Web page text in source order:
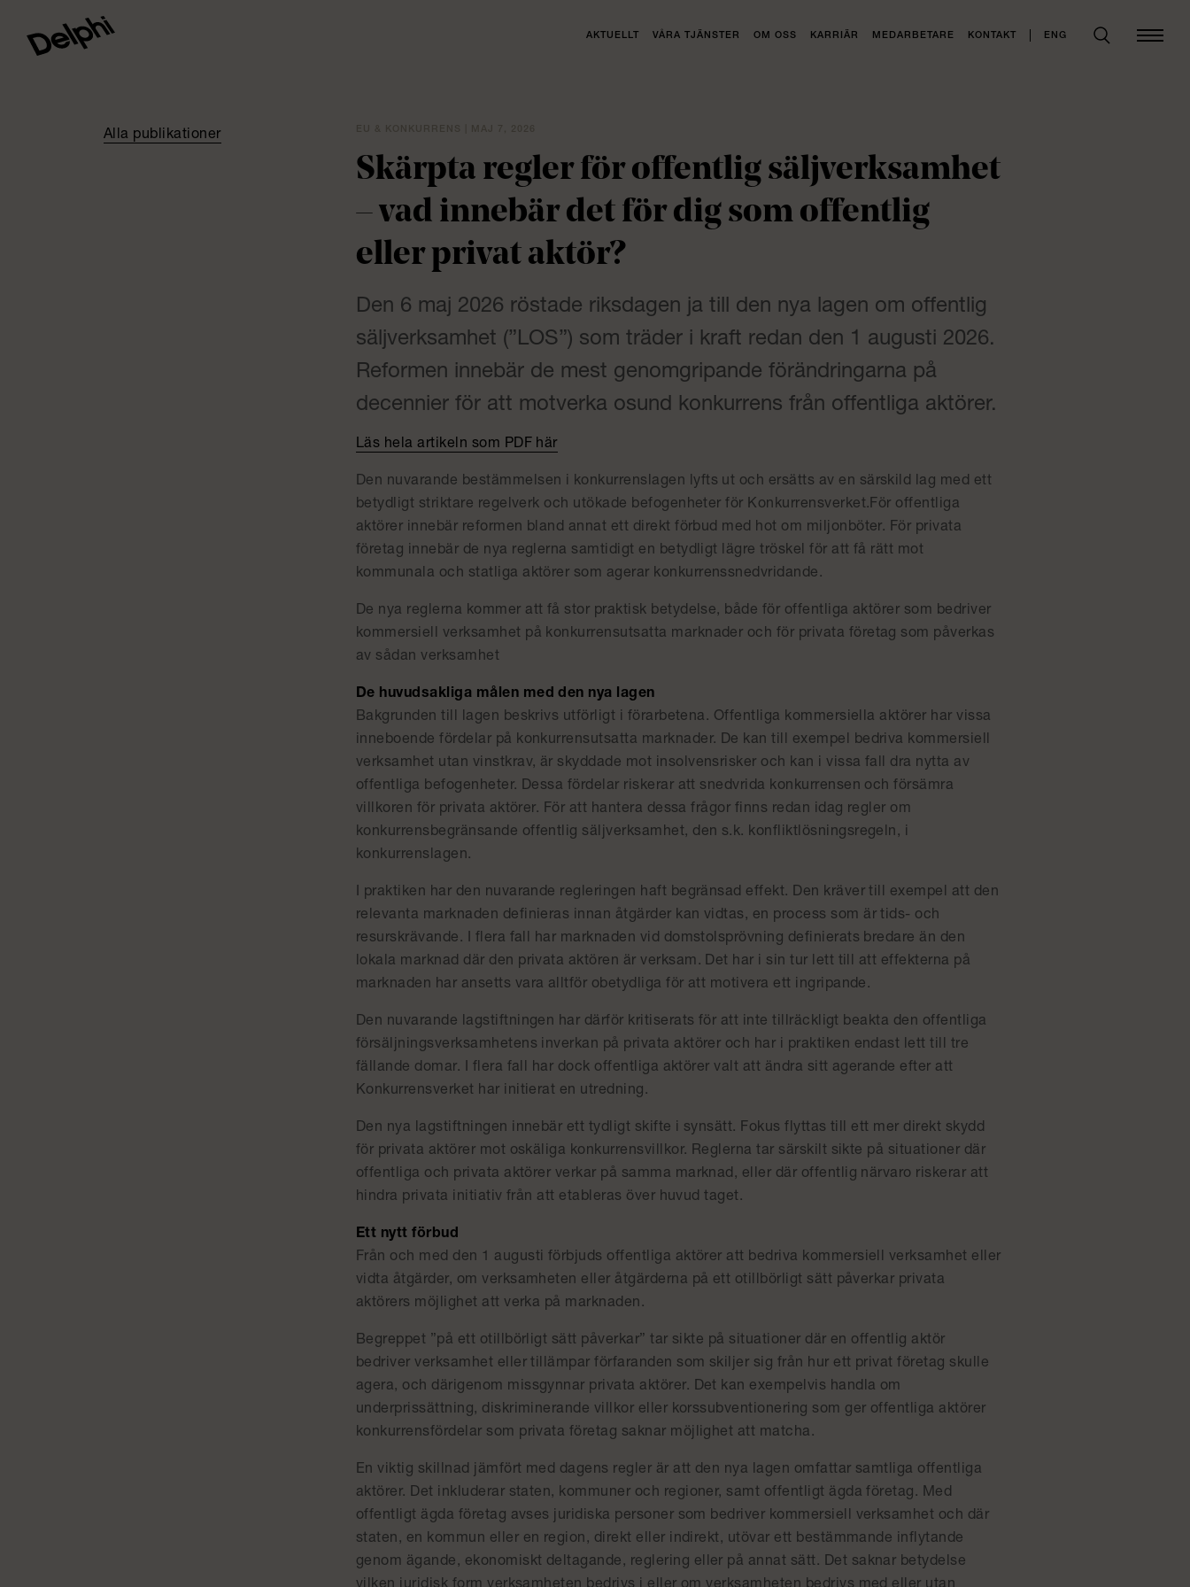
AKTUELLT VÅRA TJÄNSTER OM OSS KARRIÄR MEDARBETARE KONTAKT ENG
Alla publikationer
Skärpta regler för offentlig säljverksamhet
– vad innebär det för dig som offentlig
eller privat aktör?
Den 6 maj 2026 röstade riksdagen ja till den nya lagen om offentlig
säljverksamhet (”LOS”) som träder i kraft redan den 1 augusti 2026.
Reformen innebär de mest genomgripande förändringarna på
decennier för att motverka osund konkurrens från offentliga aktörer.
Läs hela artikeln som PDF här
Den nuvarande bestämmelsen i konkurrenslagen lyfts ut och ersätts av en särskild lag med ett
betydligt striktare regelverk och utökade befogenheter för Konkurrensverket.För offentliga
aktörer innebär reformen bland annat ett direkt förbud med hot om miljonböter. För privata
företag innebär de nya reglerna samtidigt en betydligt lägre tröskel för att få rätt mot
kommunala och statliga aktörer som agerar konkurrenssnedvridande.
De nya reglerna kommer att få stor praktisk betydelse, både för offentliga aktörer som bedriver
kommersiell verksamhet på konkurrensutsatta marknader och för privata företag som påverkas
av sådan verksamhet
De huvudsakliga målen med den nya lagen
Bakgrunden till lagen beskrivs utförligt i förarbetena. Offentliga kommersiella aktörer har vissa
inneboende fördelar på konkurrensutsatta marknader. De kan till exempel bedriva kommersiell
verksamhet utan vinstkrav, är skyddade mot insolvensrisker och kan i vissa fall dra nytta av
offentliga befogenheter. Dessa fördelar riskerar att snedvrida konkurrensen och försämra
villkoren för privata aktörer. För att hantera dessa frågor finns redan idag regler om
konkurrensbegränsande offentlig säljverksamhet, den s.k. konfliktlösningsregeln, i
konkurrenslagen.
I praktiken har den nuvarande regleringen haft begränsad effekt. Den kräver till exempel att den
relevanta marknaden definieras innan åtgärder kan vidtas, en process som är tids- och
resurskrävande. I flera fall har marknaden vid domstolsprövning definierats bredare än den
lokala marknad där den privata aktören är verksam. Det har i sin tur lett till att effekterna på
marknaden har ansetts vara alltför obetydliga för att motivera ett ingripande.
Den nuvarande lagstiftningen har därför kritiserats för att inte tillräckligt beakta den offentliga
försäljningsverksamhetens inverkan på privata aktörer och har i praktiken endast lett till tre
fällande domar. I flera fall har dock offentliga aktörer valt att ändra sitt agerande efter att
Konkurrensverket har initierat en utredning.
Den nya lagstiftningen innebär ett tydligt skifte i synsätt. Fokus flyttas till ett mer direkt skydd
för privata aktörer mot oskäliga konkurrensvillkor. Reglerna tar särskilt sikte på situationer där
offentliga och privata aktörer verkar på samma marknad, eller där offentlig närvaro riskerar att
hindra privata initiativ från att etableras över huvud taget.
Ett nytt förbud
Från och med den 1 augusti förbjuds offentliga aktörer att bedriva kommersiell verksamhet eller
vidta åtgärder, om verksamheten eller åtgärderna på ett otillbörligt sätt påverkar privata
aktörers möjlighet att verka på marknaden.
Begreppet ”på ett otillbörligt sätt påverkar” tar sikte på situationer där en offentlig aktör
bedriver verksamhet eller tillämpar förfaranden som skiljer sig från hur ett privat företag skulle
agera, och därigenom missgynnar privata aktörer. Det kan exempelvis handla om
underprissättning, diskriminerande villkor eller korssubventionering som ger offentliga aktörer
konkurrensfördelar som privata företag saknar möjlighet att matcha.
En viktig skillnad jämfört med dagens regler är att den nya lagen omfattar samtliga offentliga
aktörer. Det inkluderar staten, kommuner och regioner, samt offentligt ägda företag. Med
offentligt ägda företag avses juridiska personer som bedriver kommersiell verksamhet och där
staten, en kommun eller en region, direkt eller indirekt, utövar ett bestämmande inflytande
genom ägande, ekonomiskt deltagande, reglering eller på annat sätt. Det saknar betydelse